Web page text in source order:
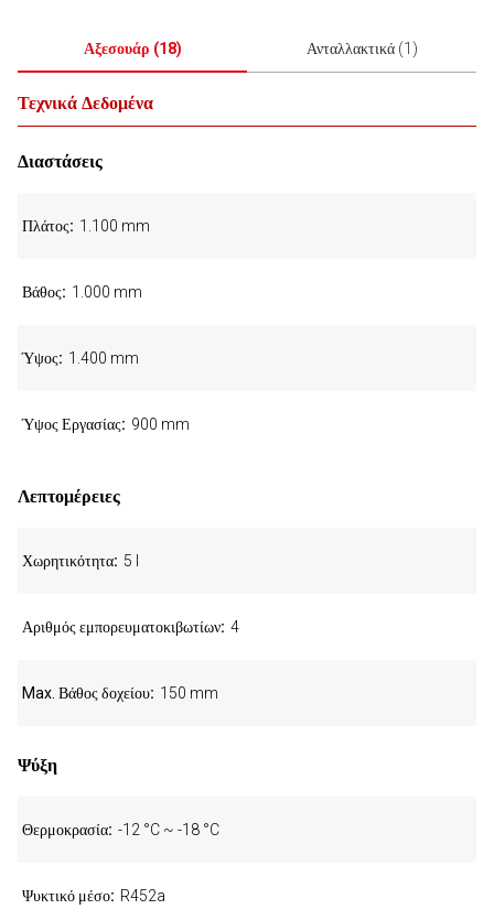
Αξεσουάρ (18) Ανταλλακτικά(1 )
Τεχνικά Δεδομένα
Διαστάσεις
Πλάτος 1.100 mm
Βάθος 1.000 mm
Ύψος 1.400 mm
Ύψος Εργασίας 900 mm
Λεπτομέρειες
Χωρητικότητα 5 l
Αριθμός εμπορευματοκιβωτίων 4
Max. Βάθος δοχείου 150 mm
Ψύξη
Θερμοκρασία -12 °C ~ -18 °C
Ψυκτικό μέσο R452a